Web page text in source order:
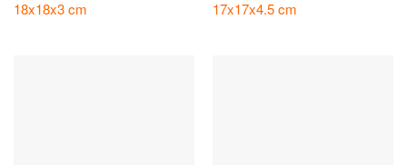
18x18x3 cm
17x17x4.5 cm